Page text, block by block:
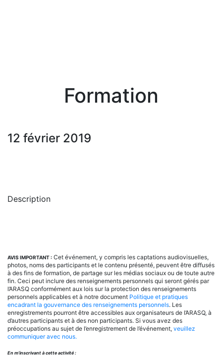
Formation
12 février 2019
Description
AVIS IMPORTANT : Cet événement, y compris les captations audiovisuelles,
photos, noms des participants et le contenu présenté, peuvent être diffusés
à des fins de formation, de partage sur les médias sociaux ou de toute autre
fin. Ceci peut inclure des renseignements personnels qui seront gérés par
l’ARASQ conformément aux lois sur la protection des renseignements
personnels applicables et à notre document Politique et pratiques
encadrant la gouvernance des renseignements personnels. Les
enregistrements pourront être accessibles aux organisateurs de l’ARASQ, à
d’autres participants et à des non participants. Si vous avez des
préoccupations au sujet de l’enregistrement de l’événement, veuillez
communiquer avec nous.
En m’inscrivant à cette activité :